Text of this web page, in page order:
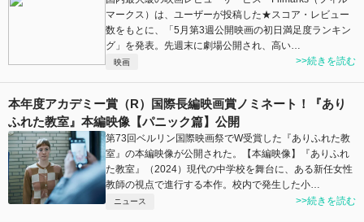
マークス）は、ユーザーが投稿した★スコア・レビュー
数をもとに、「5月第3週公開映画の初日満足度ランキン
グ」を発表。先週末に劇場公開され、高い…
映画 >>続きを読む
本年度アカデミー賞（R）国際長編映画賞ノミネート！『あり
ふれた教室』本編映像【パニック篇】公開
第73回ベルリン国際映画祭でW受賞した『ありふれた教
室』の本編映像が公開された。【本編映像】『ありふれ
た教室』（2024）現代の中学校を舞台に、ある新任女性
教師の視点で進行する本作。校内で発生した小…
ニュース >>続きを読む